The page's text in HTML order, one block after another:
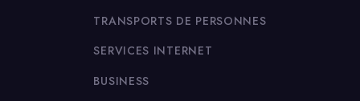
TRANSPORTS DE PERSONNES
SERVICES INTERNET
BUSINESS